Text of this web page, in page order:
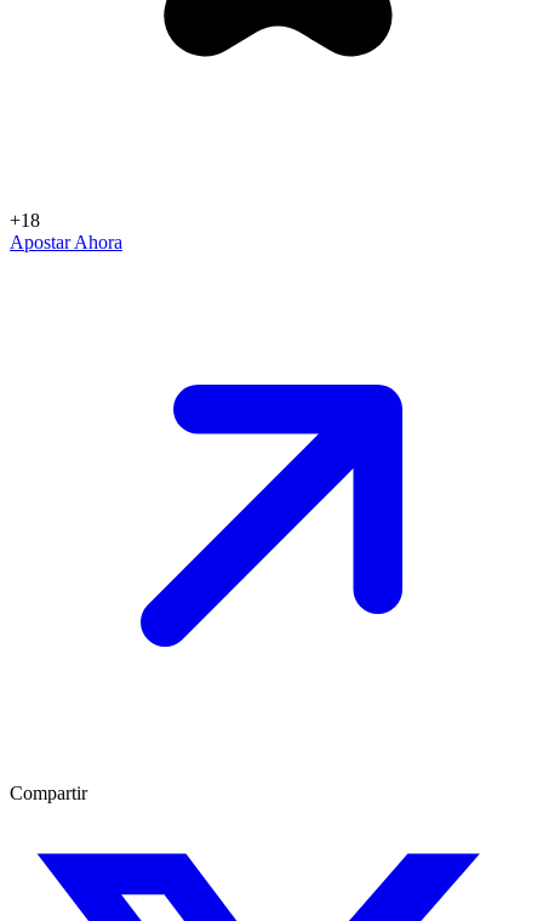
+18
Apostar Ahora
Compartir